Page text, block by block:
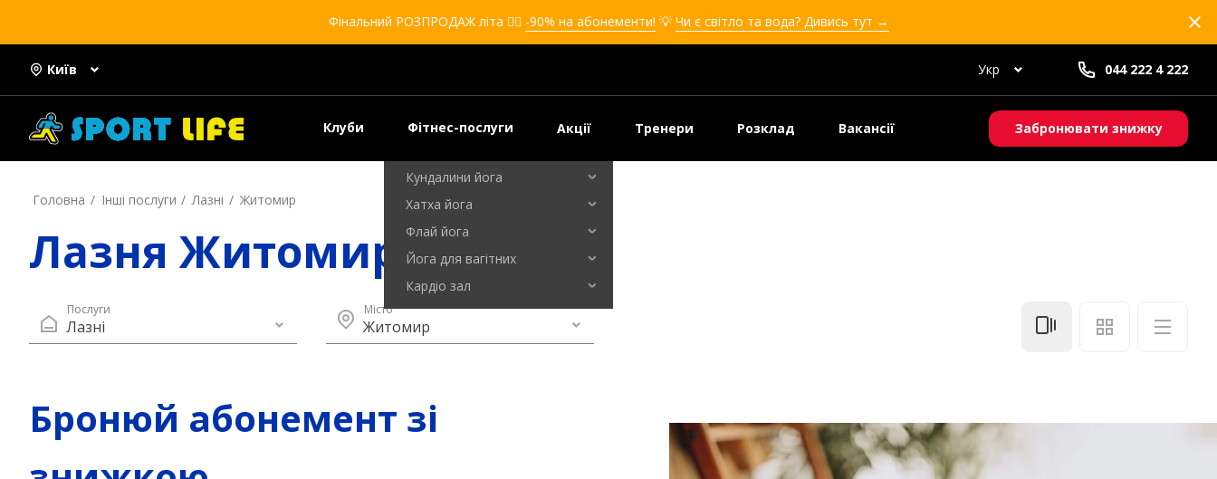
Фінальний РОЗПРОДАЖ літа ❤️‍🔥 -90% на абонементи! 💡 Чи є світло та вода? Дивись тут →
Київ Укр 044 222 4 222
Клуби Фітнес-послуги
Кікбоксинг для дівчат
Кікбоксинг для дітей
Самооборона для дівчат
Самооборона для дітей
Кундалини йога
Хатха йога
Флай йога
Йога для вагітних
Кардіо зал
Акції Тренери Розклад Вакансії Забронювати знижку
Головна Інші послуги Лазні Житомир
Лазня Житомир
Послуги
Лазні
Місто
Житомир
Бронюй абонемент зі